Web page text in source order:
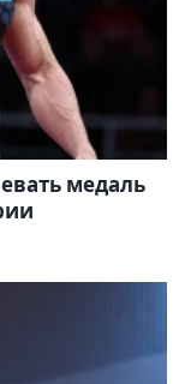
медаль